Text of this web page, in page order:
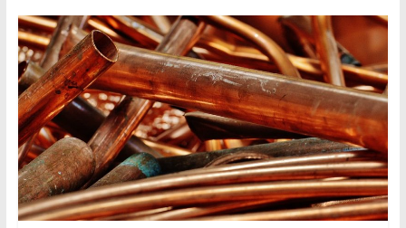
Precio
de
Chatarra
Directorio
de